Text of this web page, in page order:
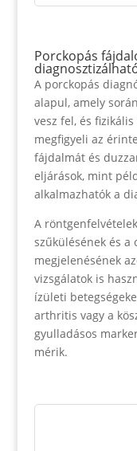
Porckopás
A porckopás
alapul, amely
vesz fel, és
megfigyeli az
fájdalmát és
eljárások, mint
alkalmazhatók a
A
szűkülésének és a
megjelenésének
vizsgálatok is
ízületi
arthritis vagy a
gyulladásos
mérik.